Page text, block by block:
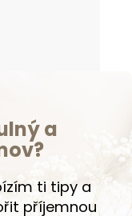
a
ti tipy a
příjemnou